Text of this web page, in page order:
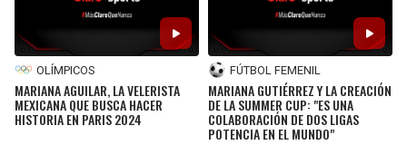
VIKINGS
FALCONS
THUNDER
TRAIL BLAZERS
OLÍMPICOS
MARIANA AGUILAR, LA VELERISTA
MEXICANA QUE BUSCA HACER
HISTORIA EN PARIS 2024
FÚTBOL FEMENIL
MARIANA GUTIÉRREZ Y LA CREACIÓN
DE LA SUMMER CUP: "ES UNA
COLABORACIÓN DE DOS LIGAS
POTENCIA EN EL MUNDO"